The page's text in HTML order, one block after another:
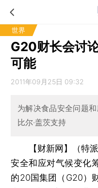
世界
G20财长会讨
可能
2011年09月25日 09:32
为解决食品安全问题
比尔·盖茨支持
【财新网】（特
安全和应对气候变化
的20国集团（G20）